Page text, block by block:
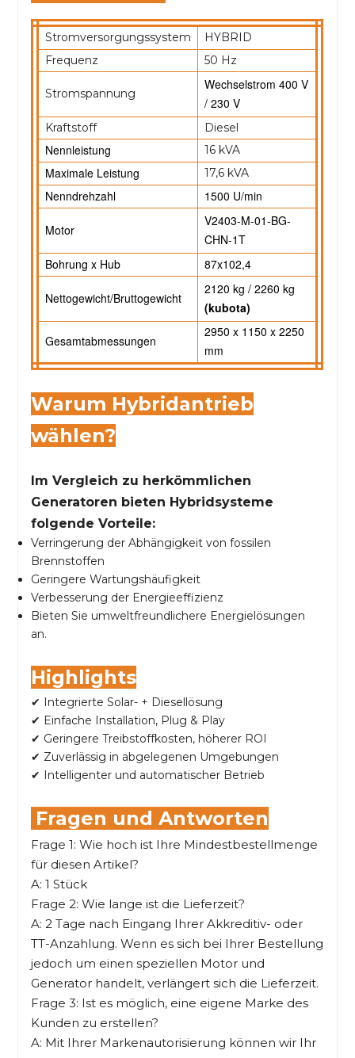
Stromversorgungssystem
HYBRID
Frequenz
50 Hz
Stromspannung
Wechselstrom 400 V
/ 230 V
Kraftstoff Diesel
Nennleistung 16 kVA
Maximale Leistung 17,6 kVA
Nenndrehzahl 1500 U/min
Motor
V2403-M-01-BG-
CHN-1T
Bohrung x Hub
87x102,4
Nettogewicht/Bruttogewicht
2120 kg / 2260 kg
(kubota)
Gesamtabmessungen
2950 x 1150 x 2250
mm
Warum Hybridantrieb
wählen?
Im Vergleich zu herkömmlichen
Generatoren bieten Hybridsysteme
folgende Vorteile:
Verringerung der Abhängigkeit von fossilen
Brennstoffen
Geringere Wartungshäufigkeit
Verbesserung der Energieeffizienz
Bieten Sie umweltfreundlichere Energielösungen
an.
Highlights
✔ Integrierte Solar- + Diesellösung
✔ Einfache Installation, Plug & Play
✔ Geringere Treibstoffkosten, höherer ROI
✔ Zuverlässig in abgelegenen Umgebungen
✔ Intelligenter und automatischer Betrieb
Fragen und Antworten
Frage 1: Wie hoch ist Ihre Mindestbestellmenge
für diesen Artikel?
A: 1 Stück
Frage 2: Wie lange ist die Lieferzeit?
A: 2 Tage nach Eingang Ihrer Akkreditiv- oder
TT-Anzahlung. Wenn es sich bei Ihrer Bestellung
jedoch um einen speziellen Motor und
Generator handelt, verlängert sich die Lieferzeit.
Frage 3: Ist es möglich, eine eigene Marke des
Kunden zu erstellen?
A: Mit Ihrer Markenautorisierung können wir Ihr